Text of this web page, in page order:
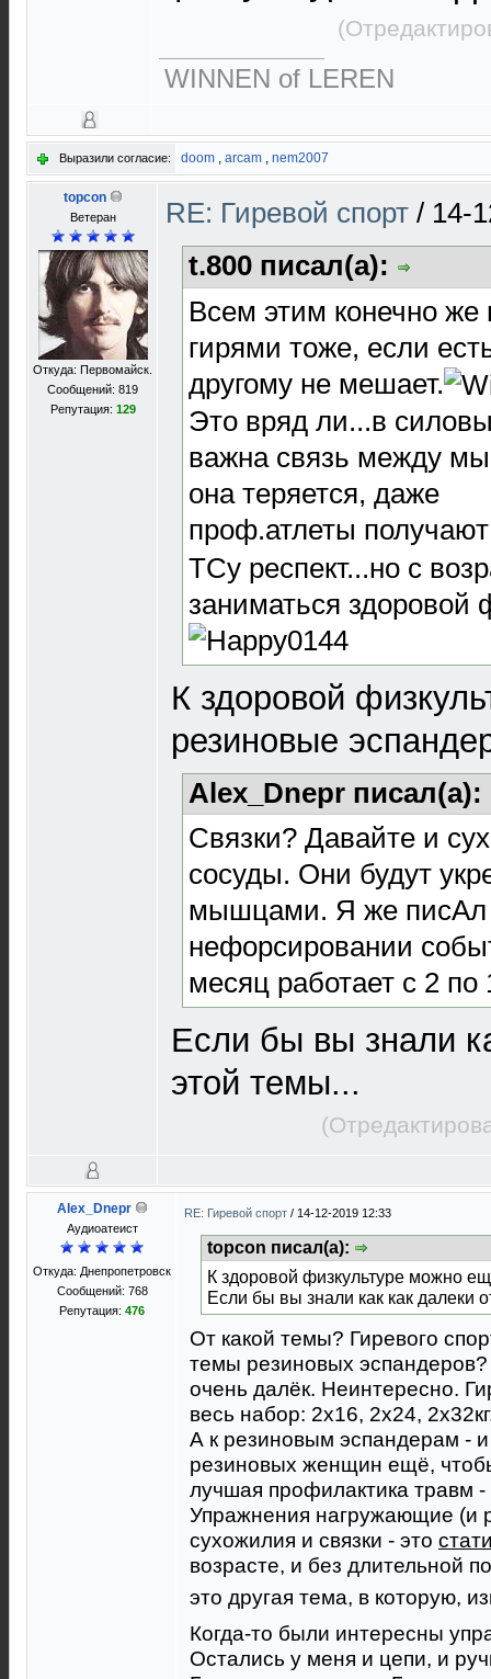
WINNEN of LEREN
Выразили согласие: doom , arcam , nem2007
topcon
Ветеран
Откуда: Первомайск.
Сообщений: 819
Репутация: 129
RE: Гиревой спорт / 14-
t.800 писал(а):
Всем этим конечно же
гирями тоже, если
другому не мешает.
Это вряд ли...в
важна связь между
она теряется, даже
проф.атлеты
ТСу респект...но с
заниматься здоровой
К здоровой
резиновые
Alex_Dnepr писал(а):
Связки? Давайте и
сосуды. Они будут
мышцами. Я же писАл
нефорсировании
месяц работает с 2
Если бы вы знали
этой темы...
Alex_Dnepr
Aудиоатеист
Откуда: Днепропетровск
Сообщений: 768
Репутация: 476
RE: Гиревой спорт / 14-12-2019 12:33
topcon писал(а):
К здоровой физкультуре можно
Если бы вы знали как как далеки
От какой темы? Гиревого
темы резиновых
очень далёк. Неинтересно.
весь набор: 2х16, 2х24,
А к резиновым эспандерам -
резиновых женщин ещё,
лучшая профилактика травм -
Упражнения нагружающие (и
сухожилия и связки - это
возрасте, и без длительной
это другая тема, в которую,
Когда-то были интересны
Остались у меня и цепи, и